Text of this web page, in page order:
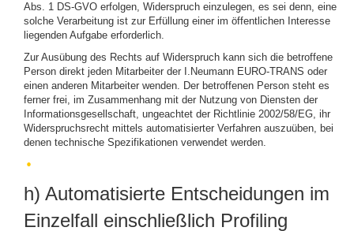
Abs. 1 DS-GVO erfolgen, Widerspruch einzulegen, es sei denn, eine
solche Verarbeitung ist zur Erfüllung einer im öffentlichen Interesse
liegenden Aufgabe erforderlich.
Zur Ausübung des Rechts auf Widerspruch kann sich die betroffene
Person direkt jeden Mitarbeiter der I.Neumann EURO-TRANS oder
einen anderen Mitarbeiter wenden. Der betroffenen Person steht es
ferner frei, im Zusammenhang mit der Nutzung von Diensten der
Informationsgesellschaft, ungeachtet der Richtlinie 2002/58/EG, ihr
Widerspruchsrecht mittels automatisierter Verfahren auszuüben, bei
denen technische Spezifikationen verwendet werden.
h) Automatisierte Entscheidungen im
Einzelfall einschließlich Profiling